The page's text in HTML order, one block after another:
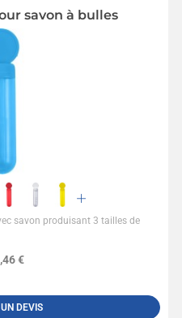
savon à bulles
savon produisant 3 tailles de
€
DEVIS